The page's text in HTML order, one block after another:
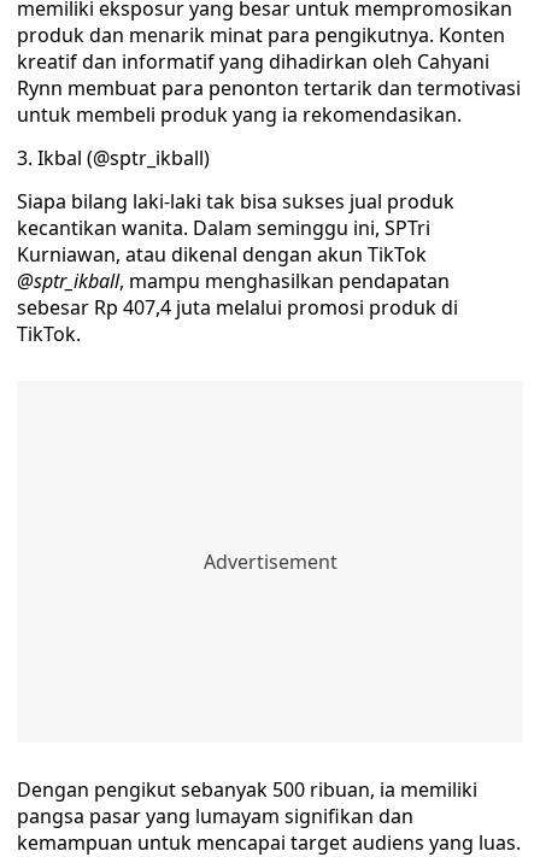
memiliki eksposur yang besar untuk mempromosikan
produk dan menarik minat para pengikutnya. Konten
kreatif dan informatif yang dihadirkan oleh Cahyani
Rynn membuat para penonton tertarik dan termotivasi
untuk membeli produk yang ia rekomendasikan.
3. Ikbal (@sptr_ikball)
Siapa bilang laki-laki tak bisa sukses jual produk
kecantikan wanita. Dalam seminggu ini, SPTri
Kurniawan, atau dikenal dengan akun TikTok
@sptr_ikball, mampu menghasilkan pendapatan
sebesar Rp 407,4 juta melalui promosi produk di
TikTok.
Dengan pengikut sebanyak 500 ribuan, ia memiliki
pangsa pasar yang lumayam signifikan dan
kemampuan untuk mencapai target audiens yang luas.